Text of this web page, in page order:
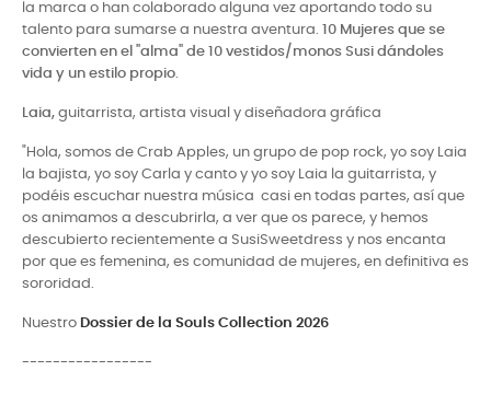
la marca o han colaborado alguna vez aportando todo su
talento para sumarse a nuestra aventura.
10 Mujeres que se
convierten en el "alma" de 10 vestidos/monos Susi dándoles
vida y un estilo propio.
Laia, guitarrista, artista visual y diseñadora gráfica
"Hola, somos de Crab Apples, un grupo de pop rock, yo soy Laia
la bajista, yo soy Carla y canto y yo soy Laia la guitarrista, y
podéis escuchar nuestra música casi en todas partes, así que
os animamos a descubrirla, a ver que os parece, y hemos
descubierto recientemente a SusiSweetdress y nos encanta
por que es femenina, es comunidad de mujeres, en definitiva es
sororidad.
Nuestro Dossier de la Souls Collection 2026
-----------------